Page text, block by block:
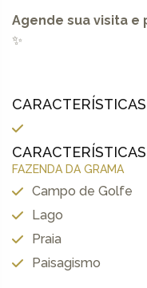
Agende sua visita e
✨
FAZENDA DA GRAMA
Campo de Golfe
Lago
Praia
Paisagismo